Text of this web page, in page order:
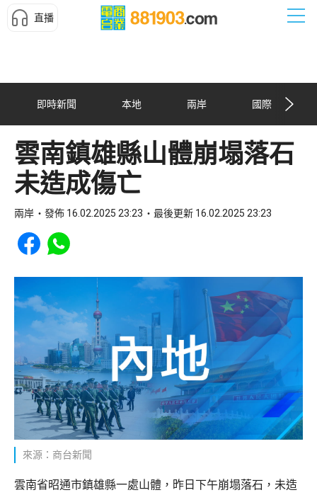
直播
即時新聞 本地 兩岸 國際
雲南鎮雄縣山體崩塌落石
未造成傷亡
兩岸 發佈 16.02.2025 23:23 最後更新 16.02.2025 23:23
Share to Facebook
Share to WhatsApp
來源：商台新聞
雲南省昭通市鎮雄縣一處山體，昨日下午崩塌落石，未造